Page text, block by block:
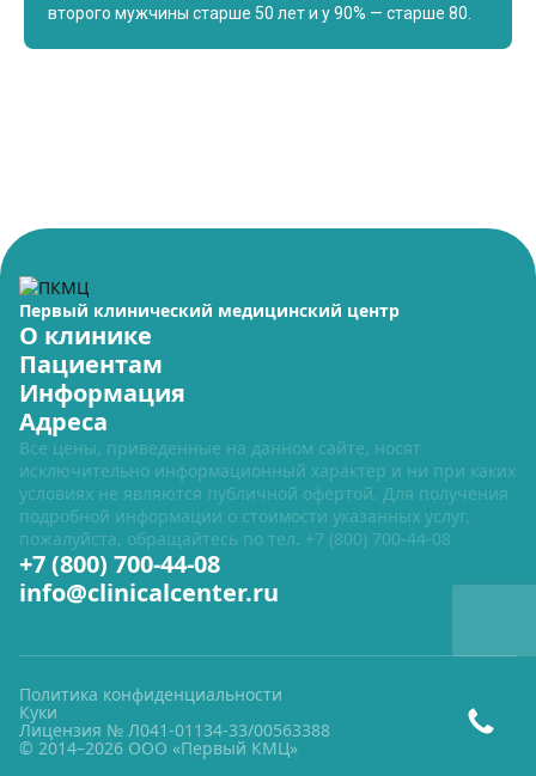
второго мужчины старше 50 лет и у 90% — старше 80.
Первый клинический медицинский центр
О клинике
Пациентам
Информация
Адреса
Все цены, приведенные на данном сайте, носят
исключительно информационный характер и ни при каких
условиях не являются публичной офертой. Для получения
подробной информации о стоимости указанных услуг,
пожалуйста, обращайтесь по тел. +7 (800) 700-44-08
+7 (800) 700-44-08
info@clinicalcenter.ru
Политика конфиденциальности
Куки
Лицензия № Л041-01134-33/00563388
© 2014–2026 ООО «Первый КМЦ»